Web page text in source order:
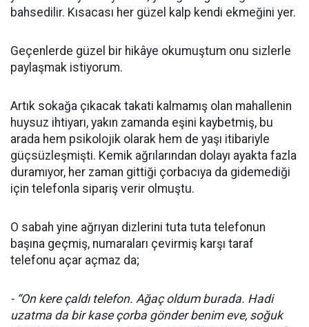
bahsedilir. Kısacası her güzel kalp kendi ekmeğini yer.
Geçenlerde güzel bir hikâye okumuştum onu sizlerle
paylaşmak istiyorum.
Artık sokağa çıkacak takati kalmamış olan mahallenin
huysuz ihtiyarı, yakın zamanda eşini kaybetmiş, bu
arada hem psikolojik olarak hem de yaşı itibariyle
güçsüzleşmişti. Kemik ağrılarından dolayı ayakta fazla
duramıyor, her zaman gittiği çorbacıya da gidemediği
için telefonla sipariş verir olmuştu.
O sabah yine ağrıyan dizlerini tuta tuta telefonun
başına geçmiş, numaraları çevirmiş karşı taraf
telefonu açar açmaz da;
- “On kere çaldı telefon. Ağaç oldum burada. Hadi
uzatma da bir kase çorba gönder benim eve, soğuk